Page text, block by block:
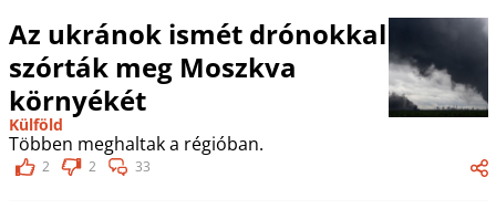
Az ukránok ismét drónokkal
szórták meg Moszkva
környékét
Külföld
Többen meghaltak a régióban.
2 2 33